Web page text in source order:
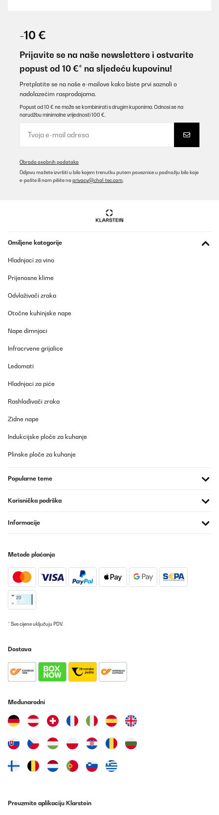
-10 €
Prijavite se na naše newslettere i ostvarite
popust od 10 €* na sljedeću kupovinu!
Pretplatite se na naše e-mailove kako biste prvi saznali o
nadolazećim rasprodajama.
Popust od 10 € ne može se kombinirati s drugim kuponima. Odnosi se na
narudžbu minimalne vrijednosti 100 €.
Obrada osobnih podataka
Odjavu možete izvršiti u bilo kojem trenutku putem poveznice u podnožju bilo koje
e-pošte ili nam pišite na privacy@chal-tec.com
Omiljene kategorije
Hladnjaci za vino
Prijenosne klime
Odvlaživači zraka
Otočne kuhinjske nape
Nape dimnjaci
Infracrvene grijalice
Ledomati
Hladnjaci za piće
Rashlađivači zraka
Zidne nape
Indukcijske ploče za kuhanje
Plinske ploče za kuhanje
Popularne teme
Korisnička podrška
Informacije
Metode plaćanja
* Sve cijene uključuju PDV.
Dostava
Međunarodni
Preuzmite aplikaciju Klarstein